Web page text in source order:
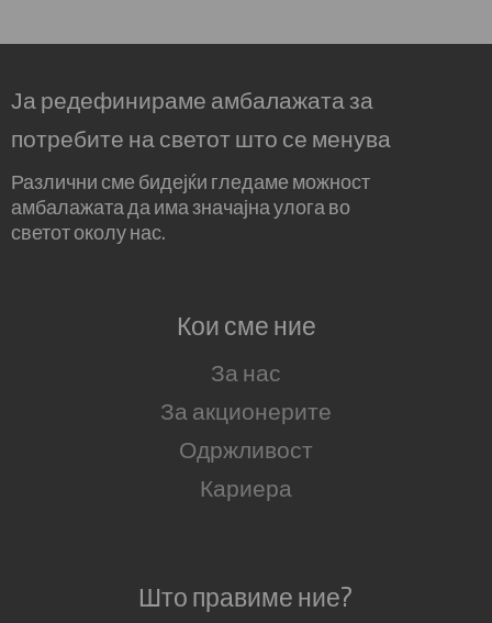
Ја редефинираме амбалажата за
потребите на светот што се менува
Различни сме бидејќи гледаме можност
амбалажата да има значајна улога во
светот околу нас.
Кои сме ние
За нас
За акционерите
Одржливост
Кариера
Што правиме ние?